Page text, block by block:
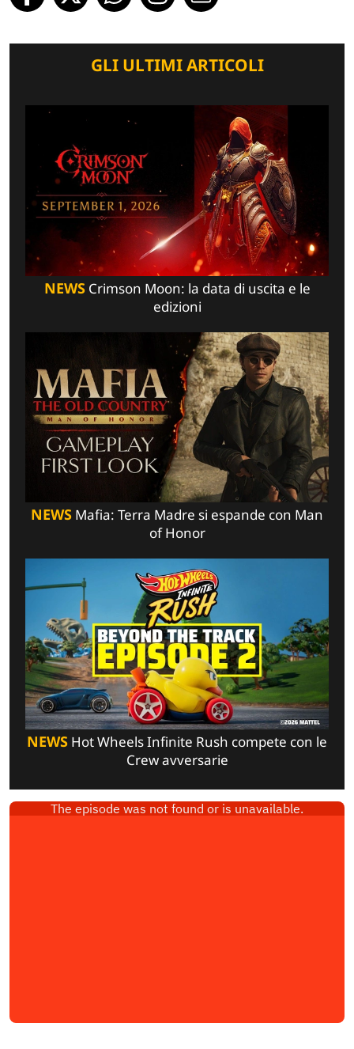
GLI ULTIMI ARTICOLI
NEWSCrimson Moon: la data di uscita e le
edizioni
NEWS Mafia: Terra Madre si espande con Man
of Honor
NEWS Hot Wheels Infinite Rush compete con le
Crew avversarie